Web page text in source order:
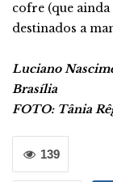
cofre (que
destinados a
Luciano
Brasília
FOTO: Tânia
139